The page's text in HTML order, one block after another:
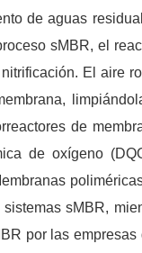
de aguas
sMBR, el
El aire
de
de oxígeno
sMBR,
por las